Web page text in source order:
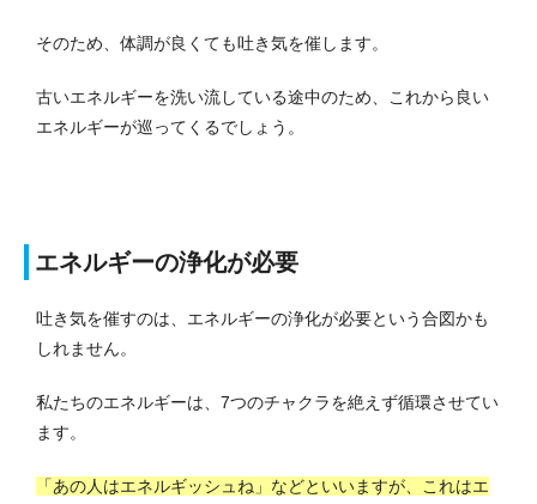
そのため、体調が良くても吐き気を催します。
古いエネルギーを洗い流している途中のため、これから良い
エネルギーが巡ってくるでしょう。
エネルギーの浄化が必要
吐き気を催すのは、エネルギーの浄化が必要という合図かも
しれません。
私たちのエネルギーは、7つのチャクラを絶えず循環させてい
ます。
「あの人はエネルギッシュね」などといいますが、これはエ